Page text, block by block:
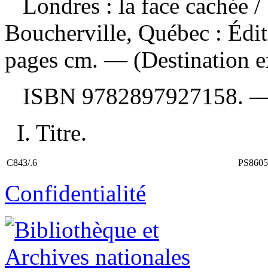
Londres : la face cachée /
Boucherville, Québec :
pages cm. — (Destination
ISBN 9782897927158.
I. Titre.
C843/.6
Confidentialité